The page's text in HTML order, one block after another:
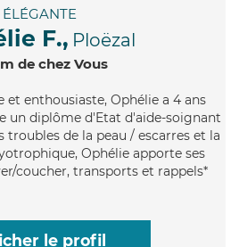
ÉLÉGANTE
F., Ploëzal
de chez Vous
et enthousiaste, Ophélie a 4 ans
un diplôme d'Etat d'aide-soignant
troubles de la peau / escarres et la
Ophélie apporte ses
coucher, transports et rappels*
le profil